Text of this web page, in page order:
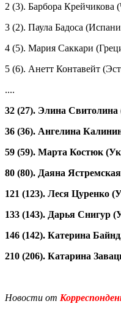
2 (3). Барбора Крейчикова
3 (2). Паула Бадоса
4 (5). Мария Саккари
5 (6). Анетт Контавейт
....
32 (27). Элина Свитолина
36 (36). Ангелина
59 (59). Марта Костюк
80 (80). Даяна
121 (123). Леся Цуренко
133 (143). Дарья Снигур
146 (142). Катерина
210 (206). Катарина
Новости от